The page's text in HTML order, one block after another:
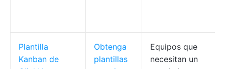
Plantilla
Kanban de
Obtenga
plantillas
Equipos que
necesitan un